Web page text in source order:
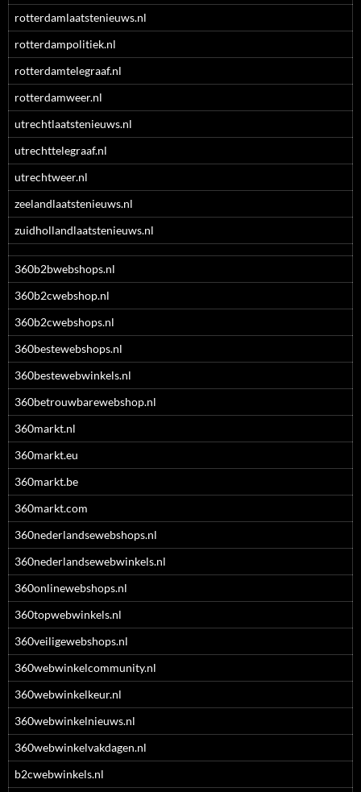
rotterdamlaatstenieuws.nl
rotterdampolitiek.nl
rotterdamtelegraaf.nl
rotterdamweer.nl
utrechtlaatstenieuws.nl
utrechttelegraaf.nl
utrechtweer.nl
zeelandlaatstenieuws.nl
zuidhollandlaatstenieuws.nl
360b2bwebshops.nl
360b2cwebshop.nl
360b2cwebshops.nl
360bestewebshops.nl
360bestewebwinkels.nl
360betrouwbarewebshop.nl
360markt.nl
360markt.eu
360markt.be
360markt.com
360nederlandsewebshops.nl
360nederlandsewebwinkels.nl
360onlinewebshops.nl
360topwebwinkels.nl
360veiligewebshops.nl
360webwinkelcommunity.nl
360webwinkelkeur.nl
360webwinkelnieuws.nl
360webwinkelvakdagen.nl
b2cwebwinkels.nl